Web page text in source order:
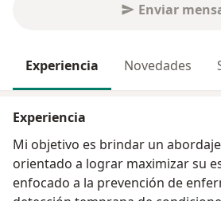
Enviar
Experiencia Novedades
Experiencia
Mi objetivo es brindar un
orientado a lograr maximizar su
enfocado a la prevención de